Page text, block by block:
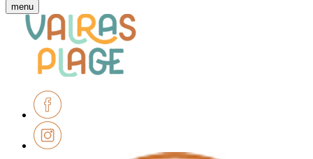
Afficher
le
menu
mobile
menu